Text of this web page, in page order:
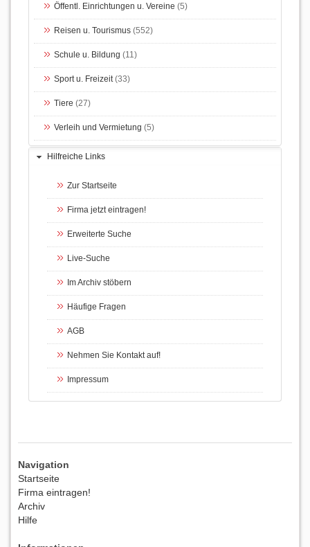
Öffentl. Einrichtungen u. Vereine (5)
Reisen u. Tourismus (552)
Schule u. Bildung (11)
Sport u. Freizeit(33)
Tiere (27)
Verleih und Vermietung (5)
Hilfreiche Links
Zur Startseite
Firma jetzt eintragen!
Erweiterte Suche
Live-Suche
Im Archiv stöbern
Häufige Fragen
AGB
Nehmen Sie Kontakt auf!
Impressum
Navigation
Startseite
Firma eintragen!
Archiv
Hilfe